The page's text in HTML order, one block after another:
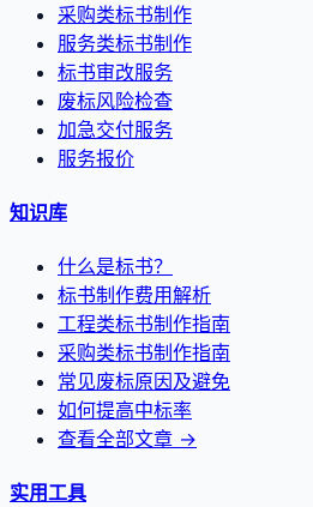
采购类标书制作
服务类标书制作
标书审改服务
废标风险检查
加急交付服务
服务报价
知识库
什么是标书？
标书制作费用解析
工程类标书制作指南
采购类标书制作指南
常见废标原因及避免
如何提高中标率
查看全部文章 →
实用工具